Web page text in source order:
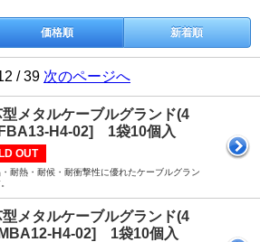
価格順 新着順
/ 39 次のページへ
型メタルケーブルグランド(4
H4-02] 1袋10個入
OUT
耐熱・耐候・耐衝撃性に優れたケーブルグラン
型メタルケーブルグランド(4
H4-02] 1袋10個入